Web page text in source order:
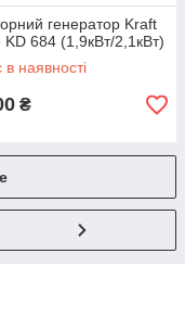
генератор Kraft
KD 684 (1,9кВт/2,1кВт)
наявності
₴